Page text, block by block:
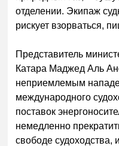
отделении. Экипаж
рискует взорваться,
Представитель
Катара Маджед Аль
неприемлемым
международного
поставок
немедленно
свободе судоходства,